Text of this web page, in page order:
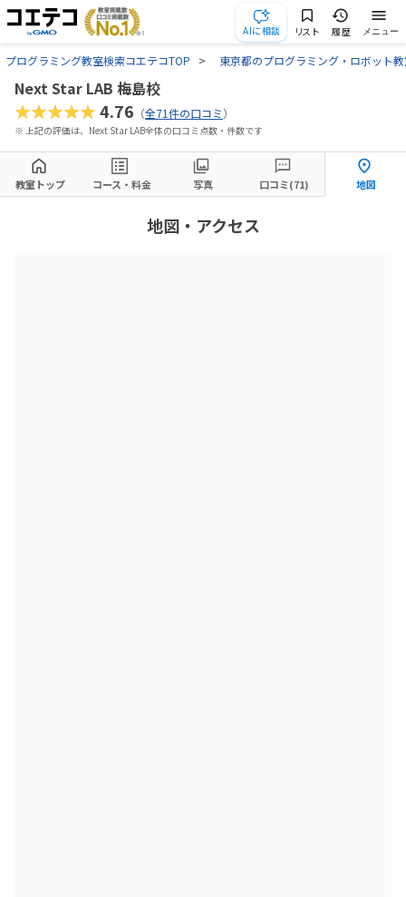
AIに相談 リスト 履歴 メニュー
プログラミング教室検索コエテコTOP 東京都のプログラミング・ロボット
Next Star LAB 梅島校
★★★★★4.76 （全71件の口コミ）
※ 上記の評価は、Next Star LAB全体の口コミ点数・件数です
教室トップ コース・料金 写真 口コミ(71) 地図
地図・アクセス